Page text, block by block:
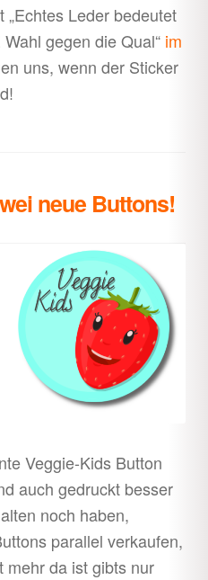
Leder bedeutet
gegen die Qual“ im
uns, wenn der Sticker
neue Buttons!
Veggie-Kids Button
auch gedruckt besser
noch haben,
parallel verkaufen,
mehr da ist gibts nur